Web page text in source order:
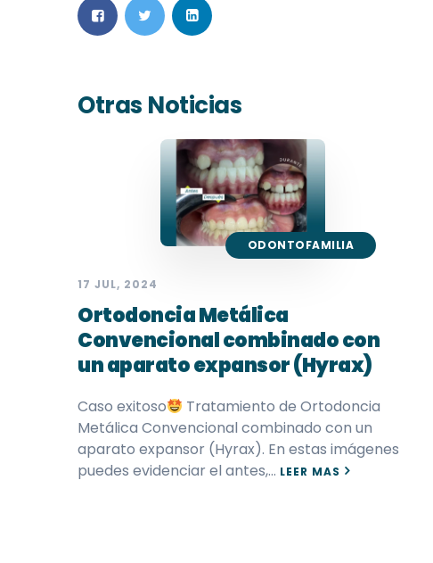
Otras Noticias
ODONTOFAMILIA
17 JUL, 2024
Ortodoncia Metálica
Convencional combinado con
un aparato expansor (Hyrax)
Caso exitoso
Tratamiento de Ortodoncia
Metálica Convencional combinado con un
aparato expansor (Hyrax). En estas imágenes
puedes evidenciar el antes,… LEER MAS